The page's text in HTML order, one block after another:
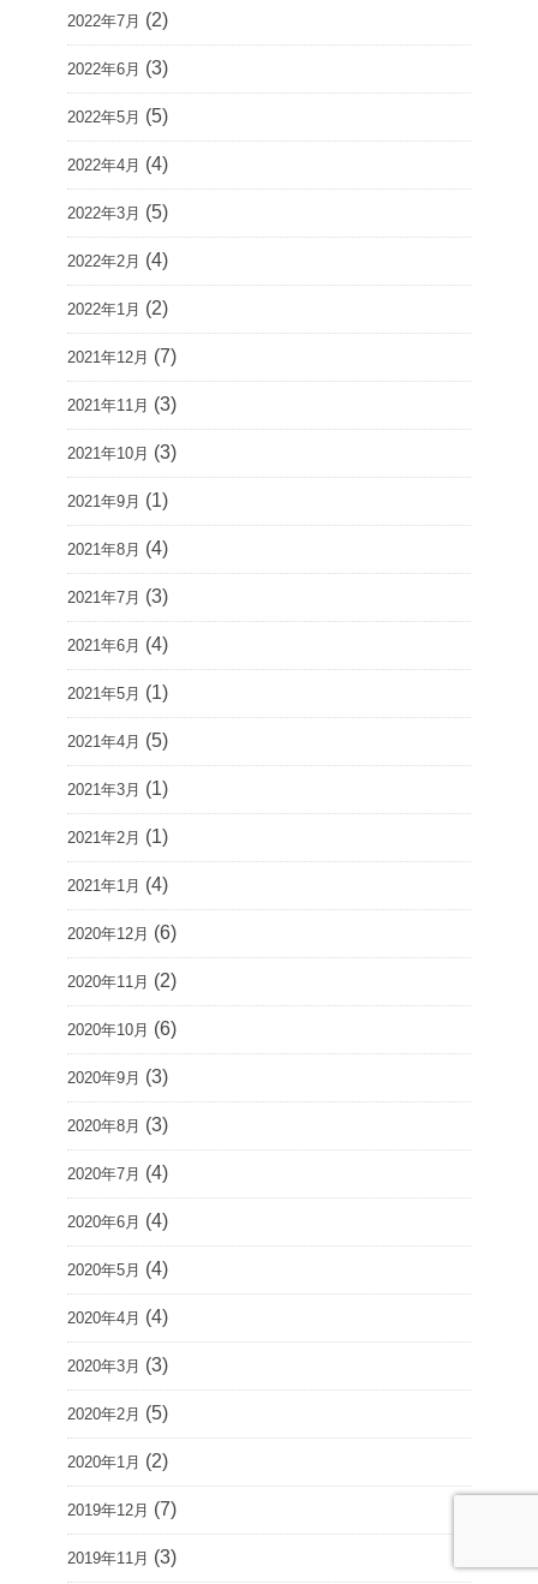
2022年7月 (2)
2022年6月 (3)
2022年5月 (5)
2022年4月 (4)
2022年3月 (5)
2022年2月 (4)
2022年1月 (2)
2021年12月 (7)
2021年11月 (3)
2021年10月 (3)
2021年9月 (1)
2021年8月 (4)
2021年7月 (3)
2021年6月 (4)
2021年5月 (1)
2021年4月 (5)
2021年3月 (1)
2021年2月 (1)
2021年1月 (4)
2020年12月 (6)
2020年11月 (2)
2020年10月 (6)
2020年9月 (3)
2020年8月 (3)
2020年7月 (4)
2020年6月 (4)
2020年5月 (4)
2020年4月 (4)
2020年3月 (3)
2020年2月 (5)
2020年1月 (2)
2019年12月 (7)
2019年11月 (3)